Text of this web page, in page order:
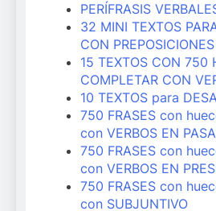
PERÍFRASIS
32 MINI TEXTOS
CON PREPOSICIONES
15 TEXTOS CON 750
COMPLETAR CON
10 TEXTOS para
750 FRASES con
con VERBOS EN
750 FRASES con
con VERBOS EN
750 FRASES con
con SUBJUNTIVO